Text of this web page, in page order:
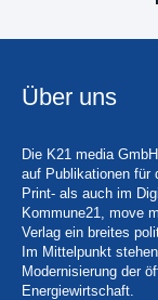
Über uns
Die K21 media
auf Publikationen für
Print- als auch im
Kommune21, move
Verlag ein breites
Im Mittelpunkt
Modernisierung der
Energiewirtschaft.